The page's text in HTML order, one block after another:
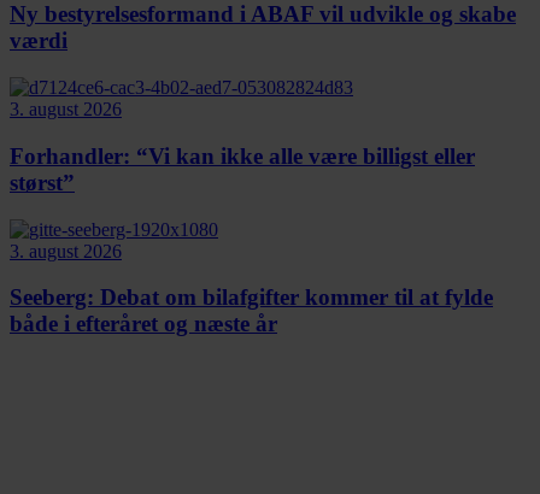
Ny bestyrelsesformand i ABAF vil udvikle og skabe
værdi
3. august 2026
Forhandler: “Vi kan ikke alle være billigst eller
størst”
3. august 2026
Seeberg: Debat om bilafgifter kommer til at fylde
både i efteråret og næste år